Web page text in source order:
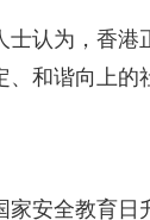
士认为，香港
、和谐向上的
家安全教育日